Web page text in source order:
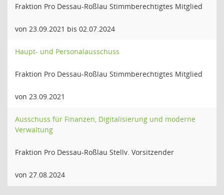
Fraktion Pro Dessau-Roßlau Stimmberechtigtes Mitglied
von 23.09.2021 bis 02.07.2024
Haupt- und Personalausschuss
Fraktion Pro Dessau-Roßlau Stimmberechtigtes Mitglied
von 23.09.2021
Ausschuss für Finanzen, Digitalisierung und moderne
Verwaltung
Fraktion Pro Dessau-Roßlau Stellv. Vorsitzender
von 27.08.2024